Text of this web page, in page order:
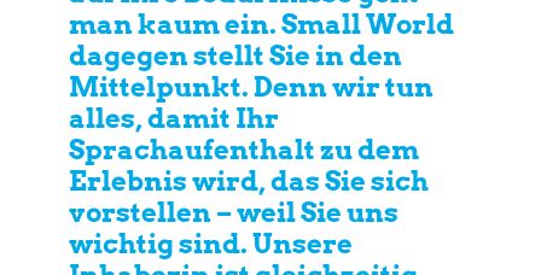
man kaum ein. Small World
dagegen stellt Sie in den
Mittelpunkt. Denn wir tun
alles, damit Ihr
Sprachaufenthalt zu dem
Erlebnis wird, das Sie sich
vorstellen – weil Sie uns
wichtig sind. Unsere